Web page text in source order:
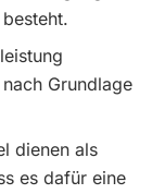
Grundlage
dienen als
es dafür eine